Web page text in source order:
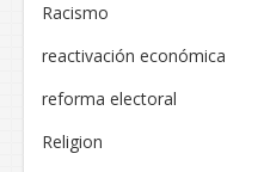
Racismo
reactivación económica
reforma electoral
Religion